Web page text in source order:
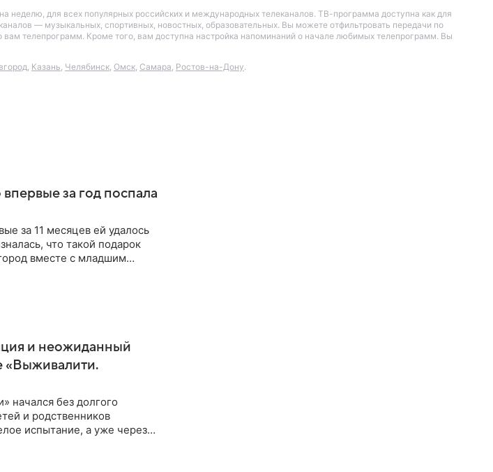
неделю, для всех популярных российских и международных телеканалов. ТВ-программа доступна как для
— музыкальных, спортивных, новостных, образовательных. Вы можете отфильтровать передачи по
телепрограмм. Кроме того, вам доступна настройка напоминаний о начале любимых телепрограмм. Вы
Казань Челябинск Омск Самара Ростов-на-Дону.
за год поспала
за 11 месяцев ей удалось
что такой подарок
вместе с младшим
и неожиданный
«Выживалити.
начался без долгого
и родственников
испытание, а уже через